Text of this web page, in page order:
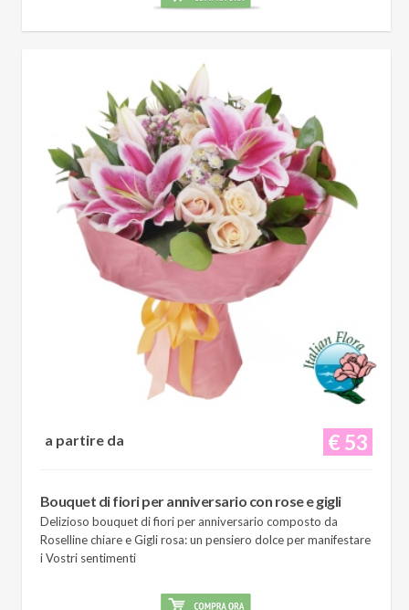
€ 53
a partire da
Bouquet di fiori per anniversario con rose e gigli
Delizioso bouquet di fiori per anniversario composto da
Roselline chiare e Gigli rosa: un pensiero dolce per manifestare
i Vostri sentimenti